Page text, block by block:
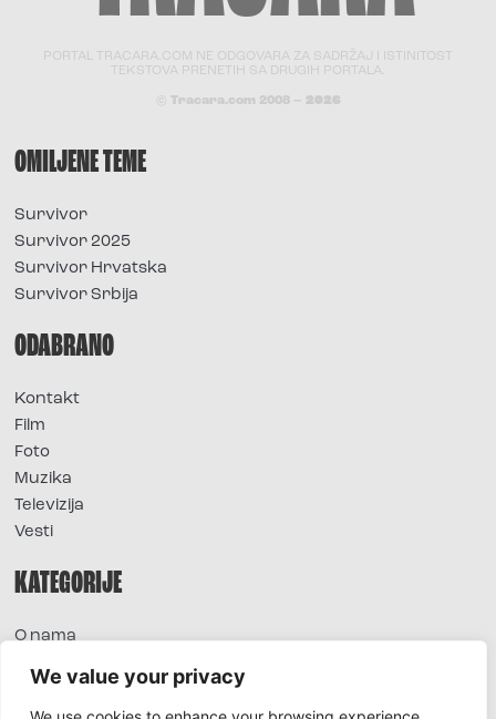
We value your privacy
PORTAL TRACARA.COM NE ODGOVARA ZA SADRŽAJ I ISTINITOST
TEKSTOVA PRENETIH SA DRUGIH PORTALA.
© Tracara.com 2008 – 2026
OMILJENE TEME
Survivor
Survivor 2025
Survivor Hrvatska
Survivor Srbija
ODABRANO
Kontakt
Film
Foto
Muzika
Televizija
Vesti
KATEGORIJE
O nama
Extra